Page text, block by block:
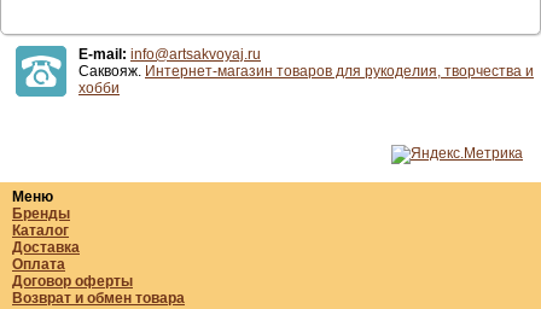
E-mail: info@artsakvoyaj.ru
Саквояж. Интернет-магазин товаров для рукоделия, творчества и
хобби
Меню
Бренды
Каталог
Доставка
Оплата
Договор оферты
Возврат и обмен товара